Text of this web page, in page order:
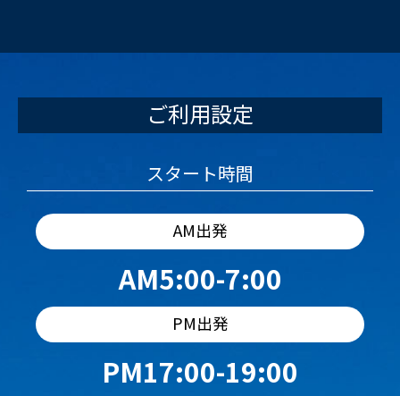
ご利用設定
スタート時間
AM出発
AM5:00-7:00
PM出発
PM17:00-19:00